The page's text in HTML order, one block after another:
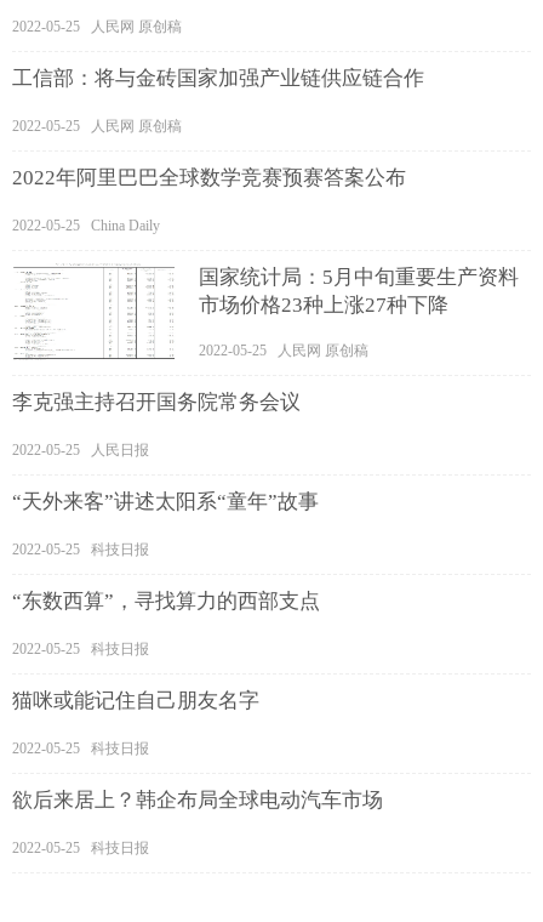
2022-05-25 人民网 原创稿
工信部：将与金砖国家加强产业链供应链合作
2022-05-25 人民网 原创稿
2022年阿里巴巴全球数学竞赛预赛答案公布
2022-05-25 China Daily
国家统计局：5月中旬重要生产资料
市场价格23种上涨27种下降
2022-05-25 人民网 原创稿
李克强主持召开国务院常务会议
2022-05-25 人民日报
“天外来客”讲述太阳系“童年”故事
2022-05-25 科技日报
“东数西算”，寻找算力的西部支点
2022-05-25 科技日报
猫咪或能记住自己朋友名字
2022-05-25 科技日报
欲后来居上？韩企布局全球电动汽车市场
2022-05-25 科技日报